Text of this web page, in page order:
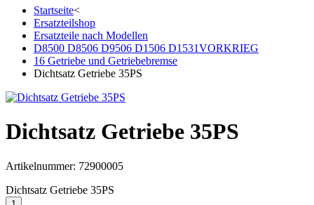
Startseite<
Ersatzteilshop
Ersatzteile nach Modellen
D8500 D8506 D9506 D1506 D1531VORKRIEG
16 Getriebe und Getriebebremse
Dichtsatz Getriebe 35PS
Dichtsatz Getriebe 35PS
Artikelnummer: 72900005
Dichtsatz Getriebe 35PS